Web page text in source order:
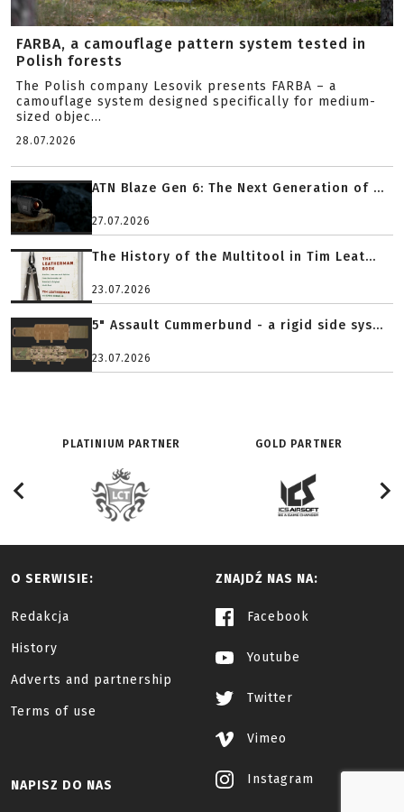
FARBA, a camouflage pattern system tested in
Polish forests
The Polish company Lesovik presents FARBA – a
camouflage system designed specifically for medium-
sized objec...
28.07.2026
ATN Blaze Gen 6: The Next Generation of ...
27.07.2026
The History of the Multitool in Tim Leat...
23.07.2026
5" Assault Cummerbund - a rigid side sys...
23.07.2026
PLATINIUM PARTNER GOLD PARTNER
O SERWISIE:
Redakcja
History
Adverts and partnership
Terms of use
ZNAJDŹ NAS NA:
Facebook
Youtube
Twitter
Vimeo
Instagram
NAPISZ DO NAS